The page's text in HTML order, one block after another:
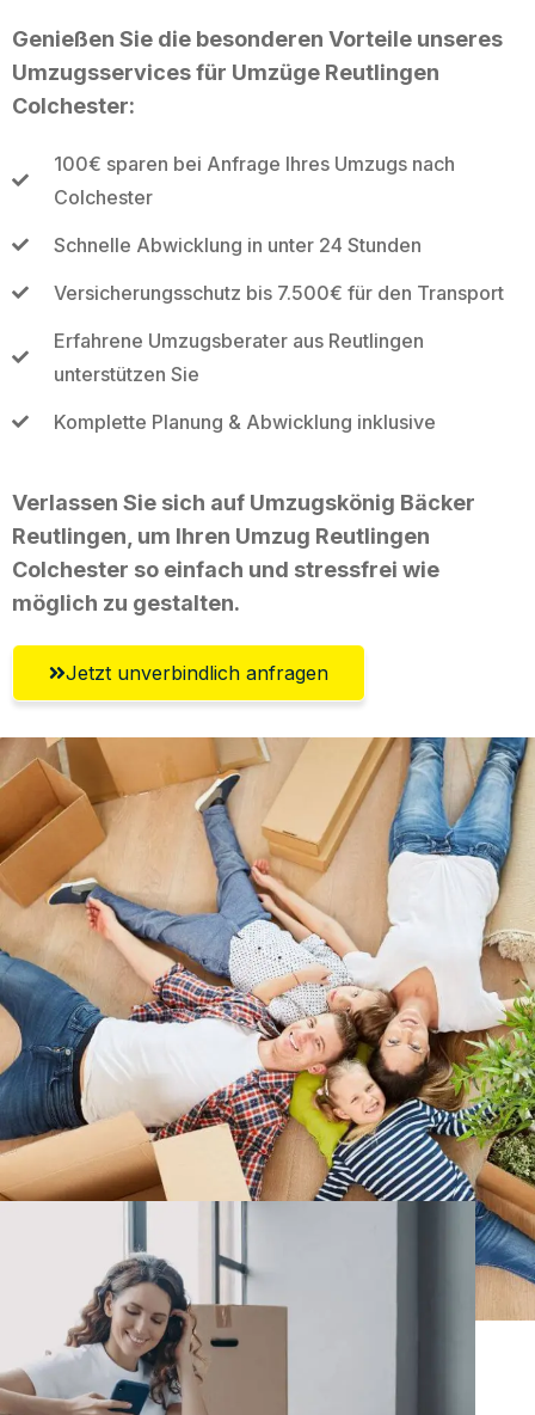
Genießen Sie die besonderen Vorteile unseres
Umzugsservices für Umzüge Reutlingen
Colchester:
100€ sparen bei Anfrage Ihres Umzugs nach
Colchester
Schnelle Abwicklung in unter 24 Stunden
Versicherungsschutz bis 7.500€ für den Transport
Erfahrene Umzugsberater aus Reutlingen
unterstützen Sie
Komplette Planung & Abwicklung inklusive
Verlassen Sie sich auf Umzugskönig Bäcker
Reutlingen, um Ihren Umzug Reutlingen
Colchester so einfach und stressfrei wie
möglich zu gestalten.
Jetzt unverbindlich anfragen